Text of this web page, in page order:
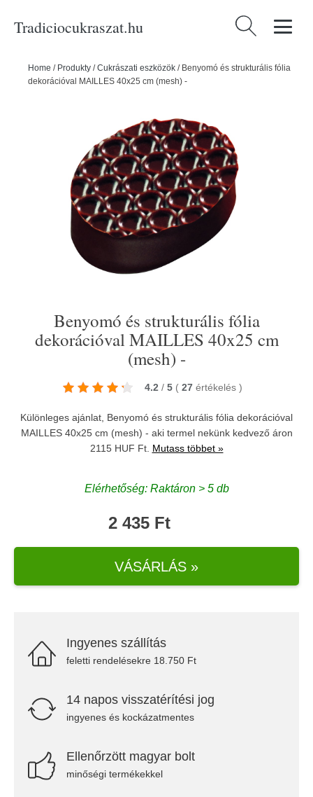
Tradiciocukraszat.hu Keresés:
Home / Produkty /Cukrászati eszközök / Benyomó és strukturális fólia
dekorációval MAILLES 40x25 cm (mesh) -
Benyomó és strukturális fólia
dekorációval MAILLES 40x25 cm
(mesh) -
4.2 / 5 ( 27 értékelés )
Különleges ajánlat, Benyomó és strukturális fólia dekorációval
MAILLES 40x25 cm (mesh) - aki termel nekünk kedvező áron
2115 HUF Ft. Mutass többet »
Elérhetőség: Raktáron > 5 db
2 435 Ft
VÁSÁRLÁS »
Ingyenes szállítás
feletti rendelésekre 18.750 Ft
14 napos visszatérítési jog
ingyenes és kockázatmentes
Ellenőrzött magyar bolt
minőségi termékekkel